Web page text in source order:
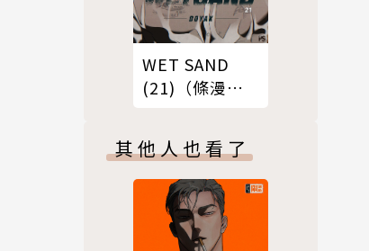
WET SAND
(21)（條漫
其他人也看了